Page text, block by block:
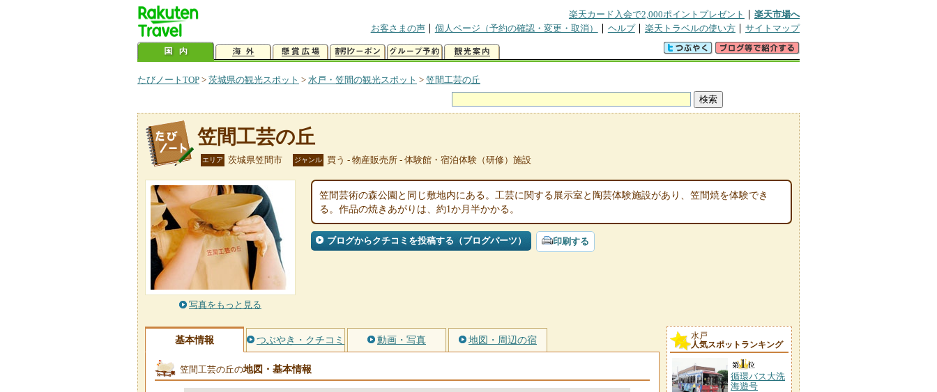
楽天カード入会で2,000ポイントプレゼント
楽天市場へ
お客さまの声
個人ページ（予約の確認・変更・取消） ヘルプ 楽天トラベルの使い方 サイトマップ
たびノートTOP > 茨城県の観光スポット > 水戸・笠間の観光スポット > 笠間工芸の丘
笠間工芸の丘
エリア 茨城県笠間市 ジャンル 買う - 物産販売所 - 体験館・宿泊体験（研修）施設
写真をもっと見る
笠間芸術の森公園と同じ敷地内にある。工芸に関する展示室と陶芸体験施設があり、笠間焼を体験でき
る。作品の焼きあがりは、約1か月半かかる。
ブログからクチコミを投稿する（ブログパーツ） 印刷する
基本情報 つぶやき・クチコミ 動画・写真 地図・周辺の宿
笠間工芸の丘の地図・基本情報
水戸
人気スポットランキング
循環バス大洗
海遊号